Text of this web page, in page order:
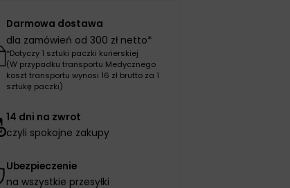
Darmowa dostawa
dla zamówień od 300 zł netto*
*Dotyczy 1 sztuki paczki kurierskiej
(W przypadku transportu Medycznego
koszt transportu wynosi 16 zł brutto za 1
sztukę paczki)
14 dni na zwrot
czyli spokojne zakupy
Ubezpieczenie
na wszystkie przesyłki